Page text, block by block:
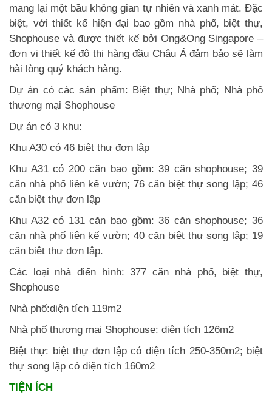
mang lại một bầu không gian tự nhiên và xanh mát. Đặc
biệt, với thiết kế hiện đại bao gồm nhà phố, biệt thự,
Shophouse và được thiết kế bởi Ong&Ong Singapore –
đơn vị thiết kế đô thị hàng đầu Châu Á đảm bảo sẽ làm
hài lòng quý khách hàng.
Dự án có các sản phẩm: Biệt thự; Nhà phố; Nhà phố
thương mại Shophouse
Dự án có 3 khu:
Khu A30 có 46 biệt thự đơn lập
Khu A31 có 200 căn bao gồm: 39 căn shophouse; 39
căn nhà phố liên kế vườn; 76 căn biệt thự song lập; 46
căn biệt thự đơn lập
Khu A32 có 131 căn bao gồm: 36 căn shophouse; 36
căn nhà phố liên kế vườn; 40 căn biệt thự song lập; 19
căn biệt thự đơn lập.
Các loại nhà điển hình: 377 căn nhà phố, biệt thự,
Shophouse
Nhà phố:diện tích 119m2
Nhà phố thương mại Shophouse: diện tích 126m2
Biệt thự: biệt thự đơn lập có diện tích 250-350m2; biệt
thự song lập có diện tích 160m2
TIỆN ÍCH